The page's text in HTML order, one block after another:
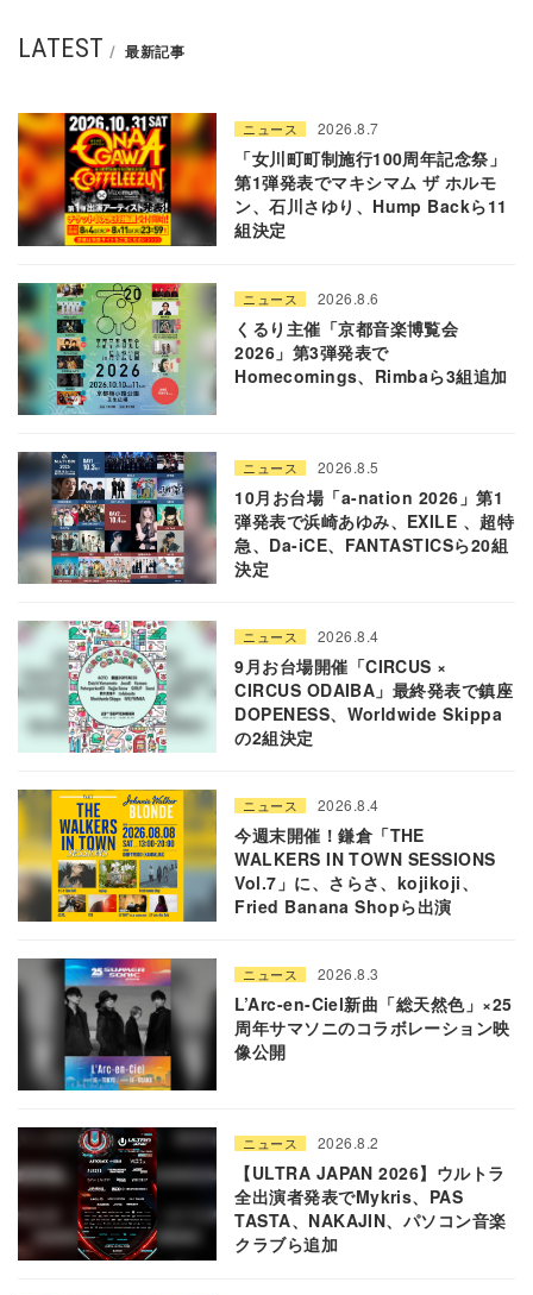
LATEST 最新記事
ニュース 2026.8.7
「女川町町制施行100周年記念祭」
第1弾発表でマキシマム ザ ホルモ
ン、石川さゆり、Hump Backら11
組決定
ニュース 2026.8.6
くるり主催「京都音楽博覧会
2026」第3弾発表で
Homecomings、Rimbaら3組追加
ニュース 2026.8.5
10月お台場「a-nation 2026」第1
弾発表で浜崎あゆみ、EXILE 、超特
急、Da-iCE、FANTASTICSら20組
決定
ニュース 2026.8.4
9月お台場開催「CIRCUS ×
CIRCUS ODAIBA」最終発表で鎮座
DOPENESS、Worldwide Skippa
の2組決定
ニュース 2026.8.4
今週末開催！鎌倉「THE
WALKERS IN TOWN SESSIONS
Vol.7」に、さらさ、kojikoji、
Fried Banana Shopら出演
ニュース 2026.8.3
L’Arc-en-Ciel新曲「総天然色」×25
周年サマソニのコラボレーション映
像公開
ニュース 2026.8.2
【ULTRA JAPAN 2026】ウルトラ
全出演者発表でMykris、PAS
TASTA、NAKAJIN、パソコン音楽
クラブら追加